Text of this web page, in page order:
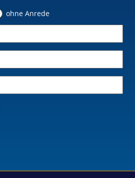
ohne Anrede